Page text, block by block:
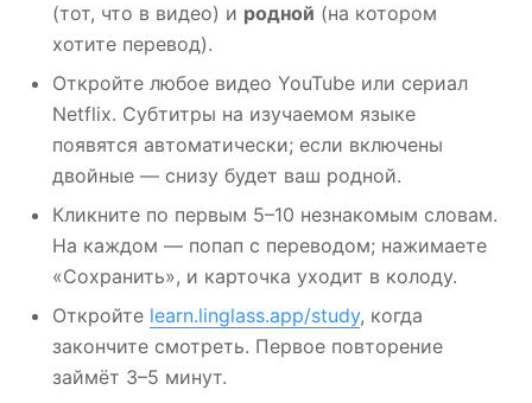
(тот, что в видео) и родной (на котором
хотите перевод).
Откройте любое видео YouTube или сериал
Netflix. Субтитры на изучаемом языке
появятся автоматически; если включены
двойные — снизу будет ваш родной.
Кликните по первым 5–10 незнакомым словам.
На каждом — попап с переводом; нажимаете
«Сохранить», и карточка уходит в колоду.
Откройте learn.linglass.app/study, когда
закончите смотреть. Первое повторение
займёт 3–5 минут.